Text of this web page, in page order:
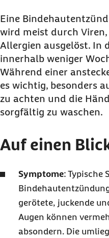
Was ist eine
Mit welchen
Bindehautentzündung?
Bindehautentzündung:
Ärztin?
Welche Ursachen hat
Bindehautentzündung?
Bindehautentzündung?
eine
Therapie: Wie lässt
Bindehautentzündung
Welche Hausmittel
Bindehautentzündung?
Eine
wird meist durch
Allergien ausgelöst. In
innerhalb weniger
Während einer
es wichtig, besonders
zu achten und die
sorgfältig zu waschen.
Auf einen
Symptome: Typische
gerötete, juckende
Augen können
absondern. Die